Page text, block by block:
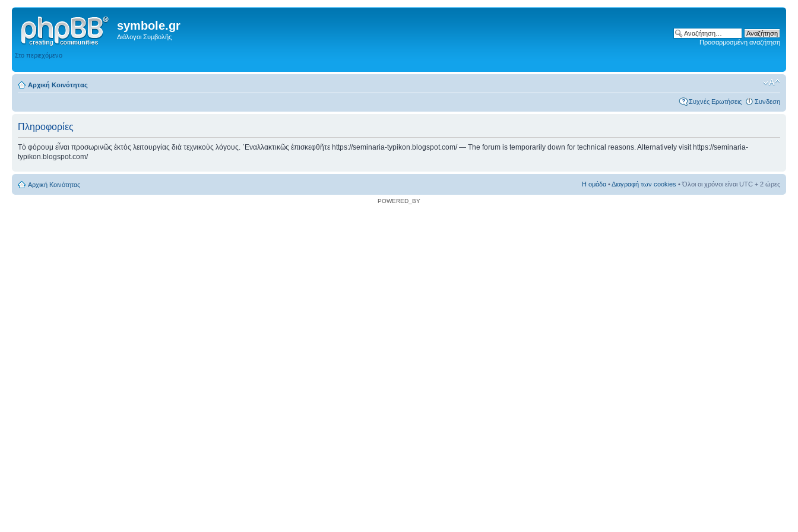
symbole.gr
Διάλογοι Συμβολῆς
Στο περιεχόμενο
Προσαρμοσμένη αναζήτηση
Αρχική Κοινότητας
Συχνές Ερωτήσεις Συνδεση
Πληροφορίες
Τὸ φόρουμ εἶναι προσωρινῶς ἐκτὸς λειτουργίας διὰ τεχνικοὺς λόγους. ᾿Εναλλακτικῶς ἐπισκεφθῆτε https://seminaria-typikon.blogspot.com/ — The forum is temporarily down for technical reasons. Alternatively visit https://seminaria-
typikon.blogspot.com/
Αρχική Κοινότητας Η ομάδα •Διαγραφή των cookies • Όλοι οι χρόνοι είναι UTC + 2 ώρες
POWERED_BY